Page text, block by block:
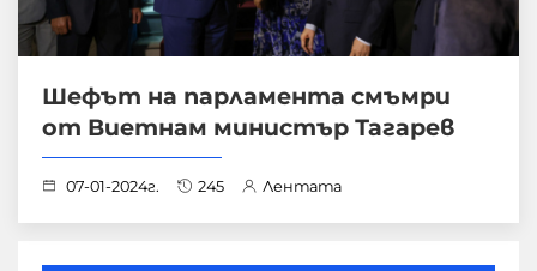
Шефът на парламента смъмри
от Виетнам министър Тагарев
07-01-2024г. 245 Лентата